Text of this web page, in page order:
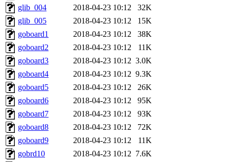
glib_004
2018-04-23 10:12
32K
glib_005
2018-04-23 10:12
15K
goboard1
2018-04-23 10:12
38K
goboard2
2018-04-23 10:12
11K
goboard3
2018-04-23 10:12 3.0K
goboard4
2018-04-23 10:12 9.3K
goboard5
2018-04-23 10:12
26K
goboard6
2018-04-23 10:12
95K
goboard7
2018-04-23 10:12
93K
goboard8
2018-04-23 10:12
72K
goboard9
2018-04-23 10:12
11K
gobrd10
2018-04-23 10:12 7.6K